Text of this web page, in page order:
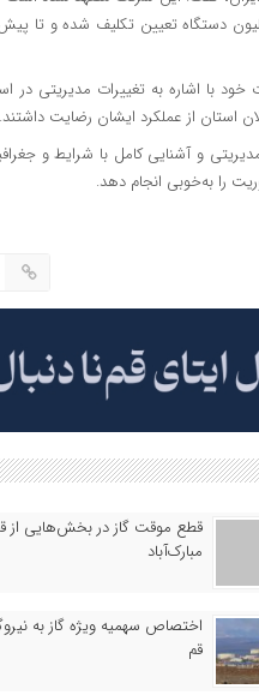
دستگاه تعیین تکلیف شده و تا
با اشاره به تغییرات مدیریتی در
از عملکرد ایشان رضایت داشتند.
و آشنایی کامل با شرایط و
را به‌خوبی انجام دهد.
قطع موقت گاز در بخش‌هایی از
مبارک‌آباد
اختصاص سهمیه ویژه گاز به
قم